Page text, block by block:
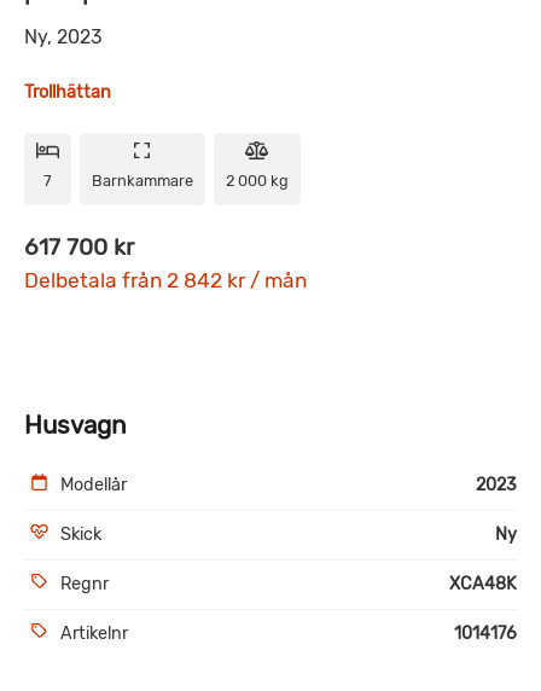
Ny, 2023
Trollhättan
7 Barnkammare 2 000 kg
617 700 kr
Delbetala från 2 842 kr / mån
Husvagn
Modellår 2023
Skick Ny
Regnr XCA48K
Artikelnr 1014176